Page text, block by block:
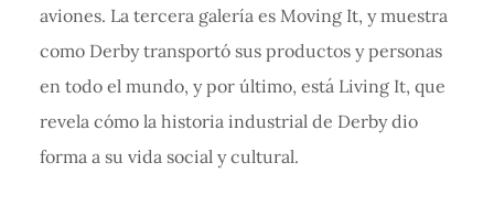
aviones. La tercera galería es Moving It, y muestra
como Derby transportó sus productos y personas
en todo el mundo, y por último, está Living It, que
revela cómo la historia industrial de Derby dio
forma a su vida social y cultural.